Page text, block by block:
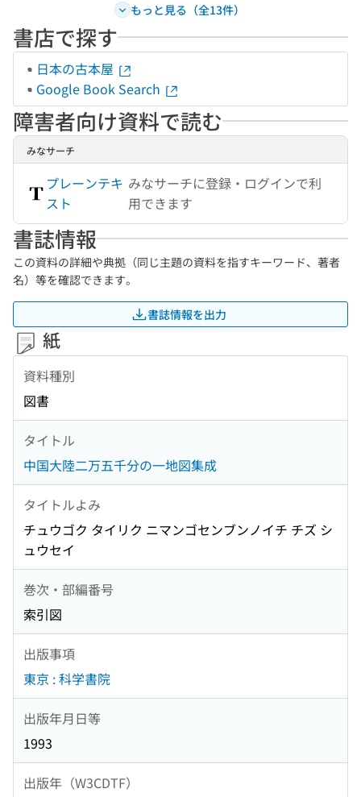
もっと見る（全13件）
書店で探す
日本の古本屋
Google Book Search
障害者向け資料で読む
みなサーチ
プレーンテキ
スト
みなサーチに登録・ログインで利
用できます
書誌情報
この資料の詳細や典拠（同じ主題の資料を指すキーワード、著者
名）等を確認できます。
書誌情報を出力
紙
資料種別
図書
タイトル
中国大陸二万五千分の一地図集成
タイトルよみ
チュウゴク タイリク ニマンゴセンブンノイチ チズ シ
ュウセイ
巻次・部編番号
索引図
出版事項
東京 : 科学書院
出版年月日等
1993
出版年（W3CDTF）